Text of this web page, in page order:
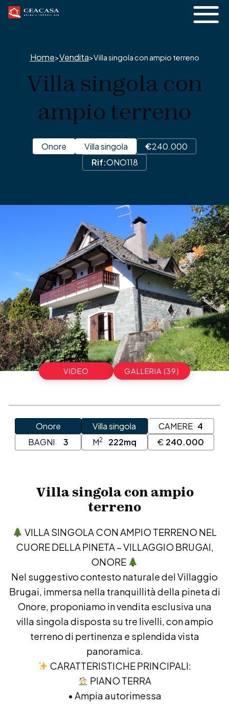
Home>Vendita>Villa singola con ampio terreno
Villa singola con
ampio terreno
Onore Villa singola €240.000
Rif:ONO118
VIDEO GALLERIA (39)
Onore Villa singola CAMERE 4
BAGNI
3 M2 222mq € 240.000
Villa singola con ampio
terreno
VILLA SINGOLA CON AMPIO TERRENO NEL
CUORE DELLA PINETA – VILLAGGIO BRUGAI,
ONORE
Nel suggestivo contesto naturale del Villaggio
Brugai, immersa nella tranquillità della pineta di
Onore, proponiamo in vendita esclusiva una
villa singola disposta su tre livelli, con ampio
terreno di pertinenza e splendida vista
panoramica.
CARATTERISTICHE PRINCIPALI:
PIANO TERRA
• Ampia autorimessa